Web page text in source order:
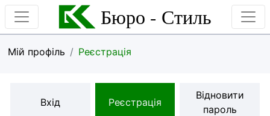
Бюро - Стиль
Мій профіль Реєстрація
Вхід Реєстрація
Відновити
пароль